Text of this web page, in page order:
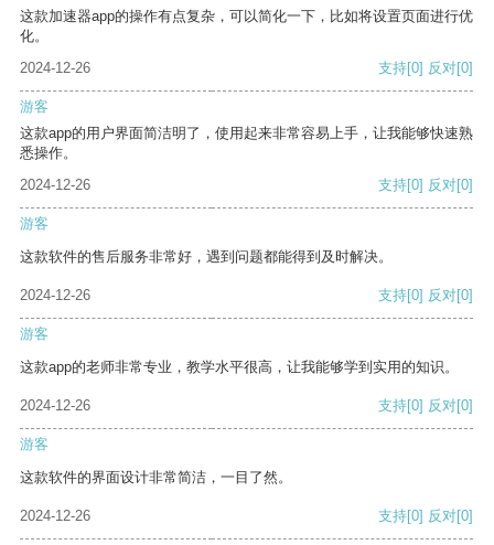
这款加速器app的操作有点复杂，可以简化一下，比如将设置页面进行优
化。
2024-12-26
支持[0] 反对[0]
游客
这款app的用户界面简洁明了，使用起来非常容易上手，让我能够快速熟
悉操作。
2024-12-26
支持[0] 反对[0]
游客
这款软件的售后服务非常好，遇到问题都能得到及时解决。
2024-12-26 支持[0] 反对[0]
游客
这款app的老师非常专业，教学水平很高，让我能够学到实用的知识。
2024-12-26 支持[0] 反对[0]
游客
这款软件的界面设计非常简洁，一目了然。
2024-12-26 支持[0] 反对[0]